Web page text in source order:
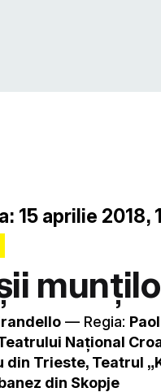
15 aprilie 2018,
–– Regia:
Naţional
din Trieste, Teatrul
din Skopje